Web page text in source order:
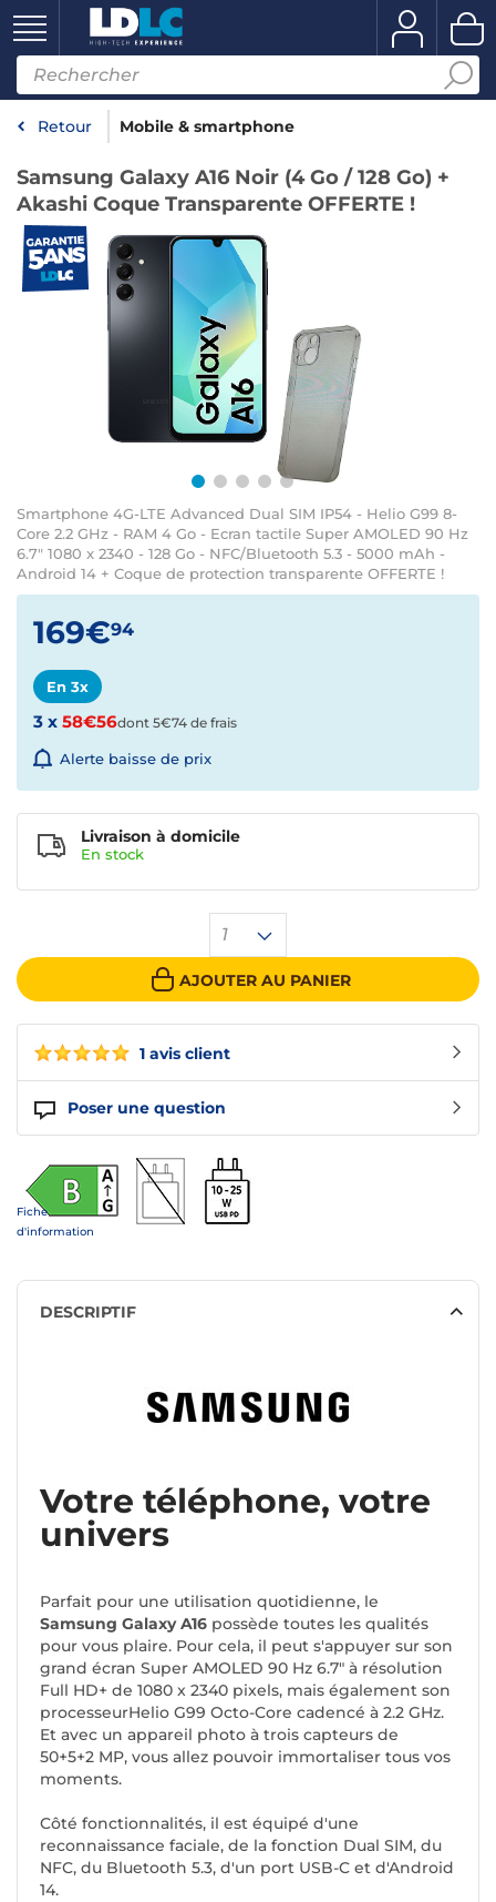
Retour Mobile & smartphone
Samsung Galaxy A16 Noir (4 Go / 128 Go) +
Akashi Coque Transparente OFFERTE !
Smartphone 4G-LTE Advanced Dual SIM IP54 - Helio G99 8-
Core 2.2 GHz - RAM 4 Go - Ecran tactile Super AMOLED 90 Hz
6.7" 1080 x 2340 - 128 Go - NFC/Bluetooth 5.3 - 5000 mAh -
Android 14 + Coque de protection transparente OFFERTE !
1 avis client
Poser une question
169€94
En 3x
3 x 58€56dont 5€74 de frais
Alerte baisse de prix
1
AJOUTER AU PANIER
Livraison à domicile
En stock
Fiche
d'information
DESCRIPTIF
Votre téléphone, votre
univers
Parfait pour une utilisation quotidienne, le
Samsung Galaxy A16 possède toutes les qualités
pour vous plaire. Pour cela, il peut s'appuyer sur son
grand écran Super AMOLED 90 Hz 6.7" à résolution
Full HD+ de 1080 x 2340 pixels, mais également son
processeurHelio G99 Octo-Core cadencé à 2.2 GHz.
Et avec un appareil photo à trois capteurs de
50+5+2 MP, vous allez pouvoir immortaliser tous vos
moments.
Côté fonctionnalités, il est équipé d'une
reconnaissance faciale, de la fonction Dual SIM, du
NFC, du Bluetooth 5.3, d'un port USB-C et d'Android
14.